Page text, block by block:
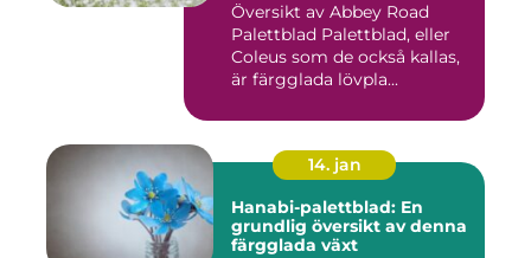
Översikt av Abbey Road
Palettblad Palettblad, eller
Coleus som de också kallas,
är färgglada lövpla...
14. jan
Hanabi-palettblad: En
grundlig översikt av denna
färgglada växt